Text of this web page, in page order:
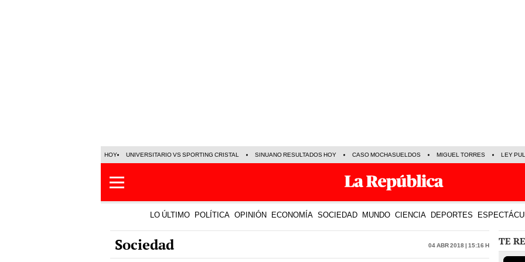
HOY UNIVERSITARIO VS SPORTING CRISTAL SINUANO RESULTADOS HOY CASO MOCHASUELDOS MIGUEL TORRES LEY
LO ÚLTIMO POLÍTICA OPINIÓN ECONOMÍA SOCIEDAD MUNDO CIENCIA DEPORTES
Sociedad 04 Abr 2018 | 15:16 h TE